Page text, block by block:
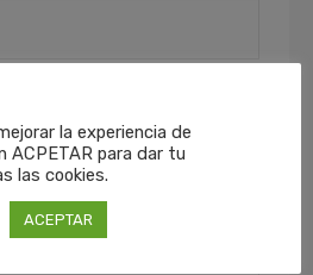
la experiencia de
ACPETAR para dar tu
las cookies.
ACEPTAR